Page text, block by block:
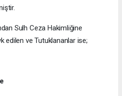
Sulh Ceza Hakimliğine
edilen ve Tutuklananlar ise;